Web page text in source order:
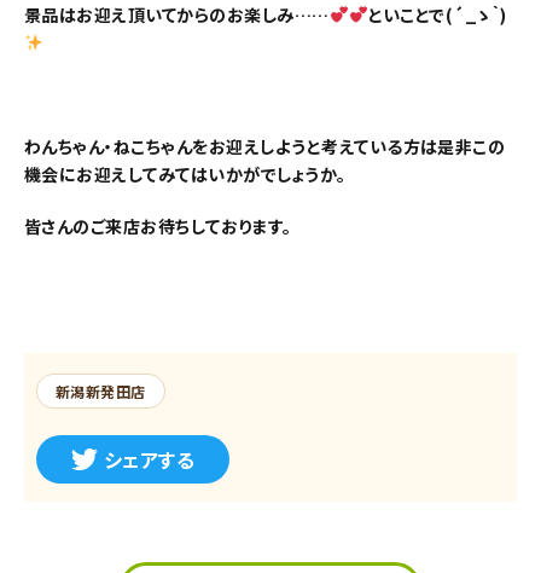
景品はお迎え頂いてからのお楽しみ…… といことで(´_ゝ｀)
わんちゃん・ねこちゃんをお迎えしようと考えている方は是非この
機会にお迎えしてみてはいかがでしょうか。
皆さんのご来店お待ちしております。
新潟新発田店
シェアする